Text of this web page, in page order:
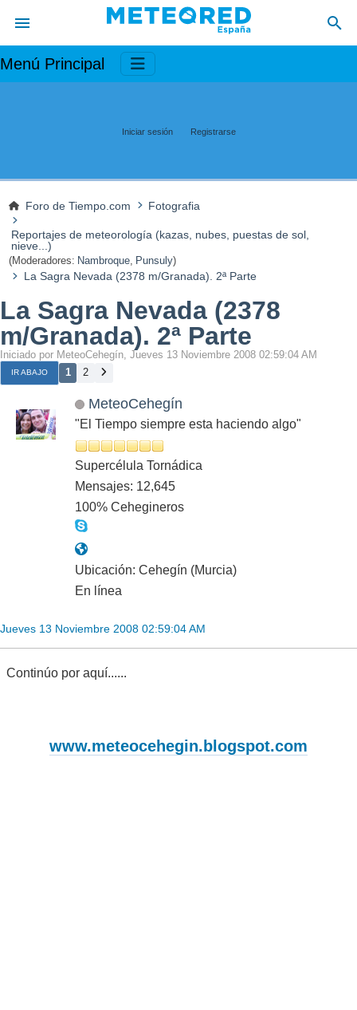
Menú Principal
Iniciar sesión Registrarse
Foro de Tiempo.com Fotografia
Reportajes de meteorología (kazas, nubes, puestas de sol,
nieve...)
(Moderadores: Nambroque, Punsuly)
La Sagra Nevada (2378 m/Granada). 2ª Parte
La Sagra Nevada (2378
m/Granada). 2ª Parte
Iniciado por MeteoCehegín, Jueves 13 Noviembre 2008 02:59:04 AM
IR ABAJO 1 2
MeteoCehegín
"El Tiempo siempre esta haciendo algo"
Supercélula Tornádica
Mensajes: 12,645
100% Cehegineros
Ubicación: Cehegín (Murcia)
En línea
Jueves 13 Noviembre 2008 02:59:04 AM
Continúo por aquí......
www.meteocehegin.blogspot.com